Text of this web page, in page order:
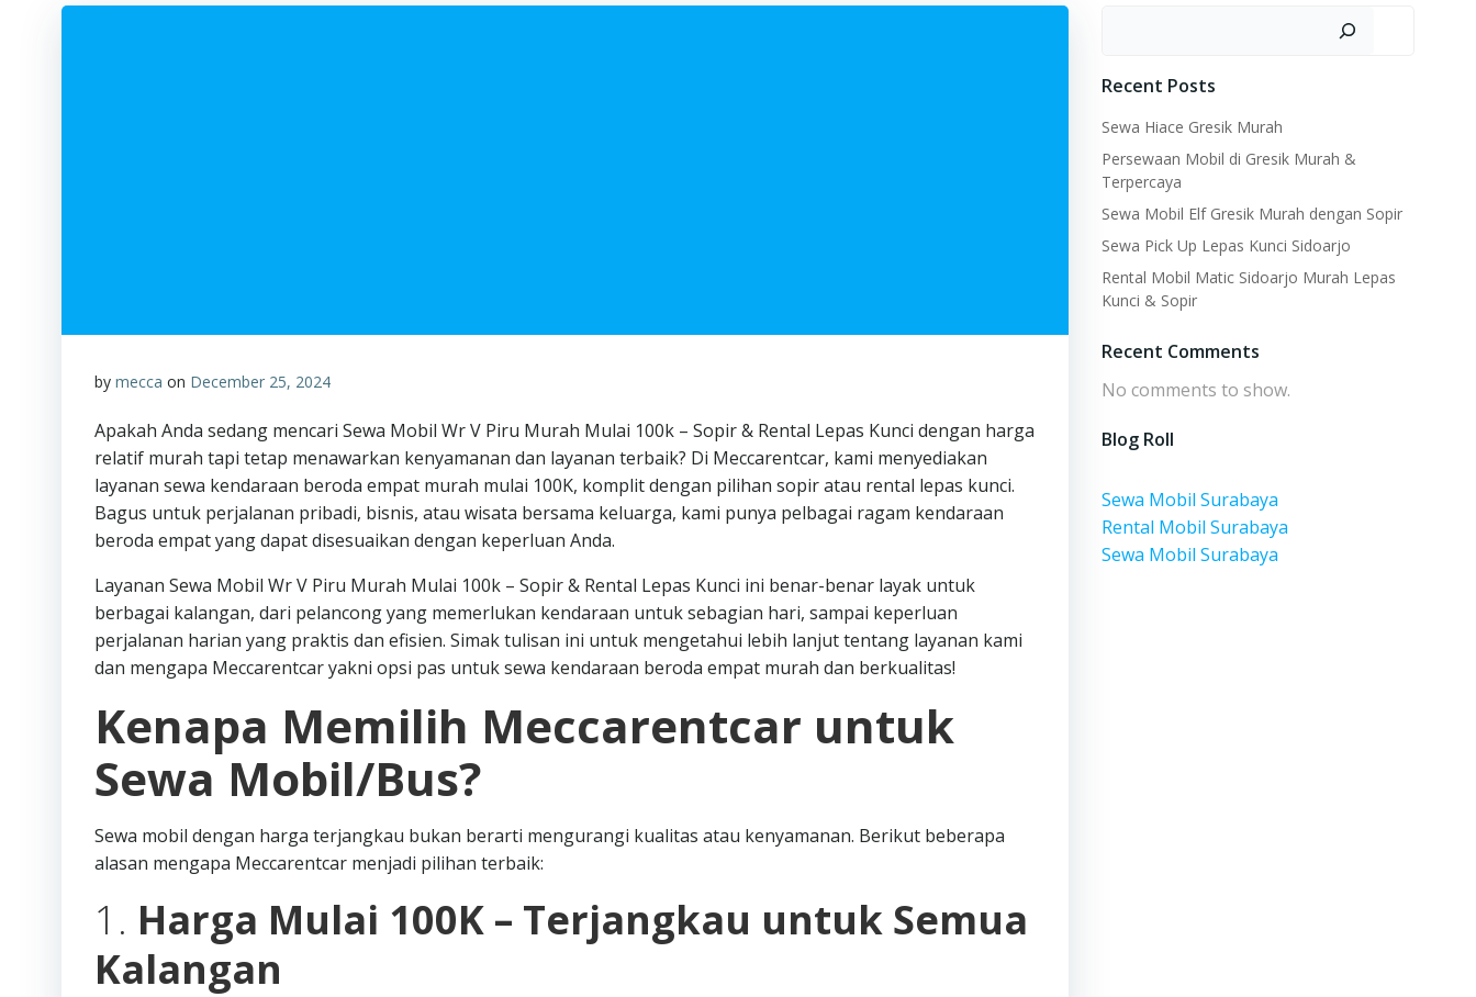
by mecca on December 25, 2024
Apakah Anda sedang mencari Sewa Mobil Wr V Piru Murah Mulai 100k – Sopir & Rental Lepas Kunci dengan harga
relatif murah tapi tetap menawarkan kenyamanan dan layanan terbaik? Di Meccarentcar, kami menyediakan
layanan sewa kendaraan beroda empat murah mulai 100K, komplit dengan pilihan sopir atau rental lepas kunci.
Bagus untuk perjalanan pribadi, bisnis, atau wisata bersama keluarga, kami punya pelbagai ragam kendaraan
beroda empat yang dapat disesuaikan dengan keperluan Anda.
Layanan Sewa Mobil Wr V Piru Murah Mulai 100k – Sopir & Rental Lepas Kunci ini benar-benar layak untuk
berbagai kalangan, dari pelancong yang memerlukan kendaraan untuk sebagian hari, sampai keperluan
perjalanan harian yang praktis dan efisien. Simak tulisan ini untuk mengetahui lebih lanjut tentang layanan kami
dan mengapa Meccarentcar yakni opsi pas untuk sewa kendaraan beroda empat murah dan berkualitas!
Kenapa Memilih Meccarentcar untuk
Sewa Mobil/Bus?
Sewa mobil dengan harga terjangkau bukan berarti mengurangi kualitas atau kenyamanan. Berikut beberapa
alasan mengapa Meccarentcar menjadi pilihan terbaik:
1. Harga Mulai 100K – Terjangkau untuk Semua
Kalangan
Recent Posts
Sewa Hiace Gresik Murah
Persewaan Mobil di Gresik Murah &
Terpercaya
Sewa Mobil Elf Gresik Murah dengan Sopir
Sewa Pick Up Lepas Kunci Sidoarjo
Rental Mobil Matic Sidoarjo Murah Lepas
Kunci & Sopir
Recent Comments
No comments to show.
Blog Roll
Sewa Mobil Surabaya
Rental Mobil Surabaya
Sewa Mobil Surabaya